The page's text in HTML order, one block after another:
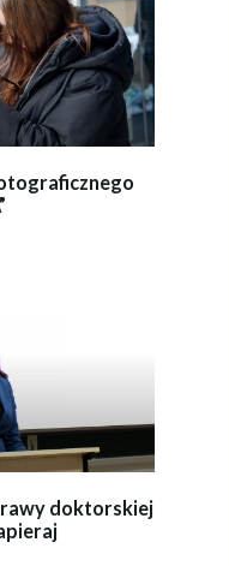
doktorskiej